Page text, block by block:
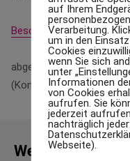
Besonders
abgerundete Ecken,
(Konturen)
Weiterlesen
auf Ihrem
Verarbeitung.
um in den
Cookies
wenn Sie sich
unter
Informationen
von Cookies
aufrufen. Sie
jederzeit
nachträglich
Webseite).